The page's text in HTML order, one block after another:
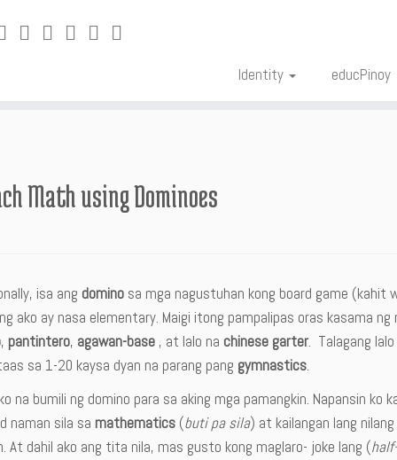
Identity educPinoy
Math using Dominoes
isa ang domino sa mga nagustuhan kong board game (kahit
ako ay nasa elementary. Maigi itong pampalipas oras kasama
, pantintero, agawan-base , at lalo na chinese garter. Talagang
sa 1-20 kaysa dyan na parang pang gymnastics.
na bumili ng domino para sa aking mga pamangkin. Napansin ko
naman sila sa mathematics (buti pa sila) at kailangan lang nilang
At dahil ako ang tita nila, mas gusto kong maglaro- joke lang (half-